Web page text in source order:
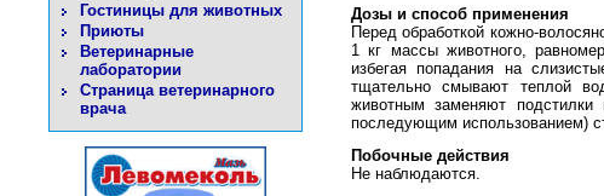
Гостиницы для животных
Приюты
Ветеринарные
лаборатории
Страница ветеринарного
врача
Дозы и способ применения
Перед обработкой кожно-
1 кг массы животного,
избегая попадания на
тщательно смывают теплой
животным заменяют
последующим использованием)
Побочные действия
Не наблюдаются.